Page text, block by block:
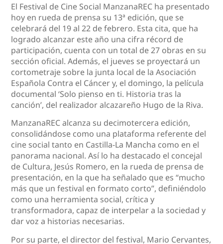
El Festival de Cine Social ManzanaREC ha presentado
hoy en rueda de prensa su 13ª edición, que se
celebrará del 19 al 22 de febrero. Esta cita, que ha
logrado alcanzar este año una cifra récord de
participación, cuenta con un total de 27 obras en su
sección oficial. Además, el jueves se proyectará un
cortometraje sobre la junta local de la Asociación
Española Contra el Cáncer y, el domingo, la película
documental ‘Solo pienso en ti. Historia tras la
canción’, del realizador alcazareño Hugo de la Riva.
ManzanaREC alcanza su decimotercera edición,
consolidándose como una plataforma referente del
cine social tanto en Castilla-La Mancha como en el
panorama nacional. Así lo ha destacado el concejal
de Cultura, Jesús Romero, en la rueda de prensa de
presentación, en la que ha señalado que es “mucho
más que un festival en formato corto”, definiéndolo
como una herramienta social, crítica y
transformadora, capaz de interpelar a la sociedad y
dar voz a historias necesarias.
Por su parte, el director del festival, Mario Cervantes,